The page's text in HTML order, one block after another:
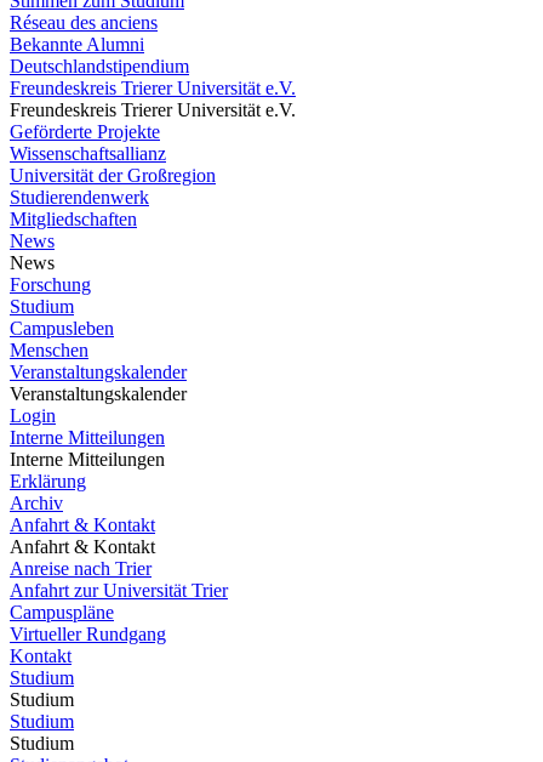
Réseau des anciens
Bekannte Alumni
Deutschlandstipendium
Freundeskreis Trierer Universität e.V.
Freundeskreis Trierer Universität e.V.
Geförderte Projekte
Wissenschaftsallianz
Universität der Großregion
Studierendenwerk
Mitgliedschaften
News
News
Forschung
Studium
Campusleben
Menschen
Veranstaltungskalender
Veranstaltungskalender
Login
Interne Mitteilungen
Interne Mitteilungen
Erklärung
Archiv
Anfahrt & Kontakt
Anfahrt & Kontakt
Anreise nach Trier
Anfahrt zur Universität Trier
Campuspläne
Virtueller Rundgang
Kontakt
Studium
Studium
Studium
Studium